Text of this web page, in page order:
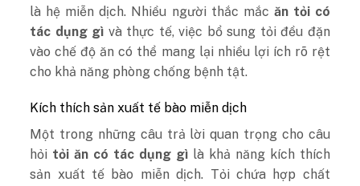
là hệ miễn dịch. Nhiều người thắc mắc ăn tỏi có
tác dụng gì và thực tế, việc bổ sung tỏi đều đặn
vào chế độ ăn có thể mang lại nhiều lợi ích rõ rệt
cho khả năng phòng chống bệnh tật.
Kích thích sản xuất tế bào miễn dịch
Một trong những câu trả lời quan trọng cho câu
hỏi tỏi ăn có tác dụng gìlà khả năng kích thích
sản xuất tế bào miễn dịch. Tỏi chứa hợp chất